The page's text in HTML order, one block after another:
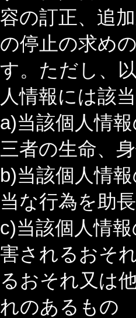
容の訂正、追
の停止の求め
す。ただし、
人情報には該
a)当該個人情
三者の生命、
b)当該個人情
当な行為を助
c)当該個人情
害されるおそ
るおそれ又は
れのあるもの